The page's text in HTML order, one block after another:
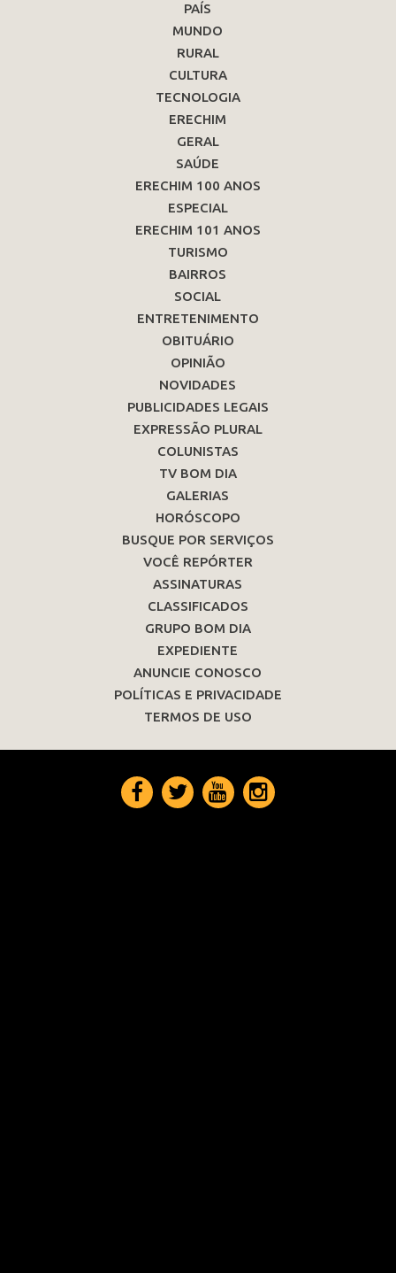
PAÍS
MUNDO
RURAL
CULTURA
TECNOLOGIA
ERECHIM
GERAL
SAÚDE
ERECHIM 100 ANOS
ESPECIAL
ERECHIM 101 ANOS
TURISMO
BAIRROS
SOCIAL
ENTRETENIMENTO
OBITUÁRIO
OPINIÃO
NOVIDADES
PUBLICIDADES LEGAIS
EXPRESSÃO PLURAL
COLUNISTAS
TV BOM DIA
GALERIAS
HORÓSCOPO
BUSQUE POR SERVIÇOS
VOCÊ REPÓRTER
ASSINATURAS
CLASSIFICADOS
GRUPO BOM DIA
EXPEDIENTE
ANUNCIE CONOSCO
POLÍTICAS E PRIVACIDADE
TERMOS DE USO